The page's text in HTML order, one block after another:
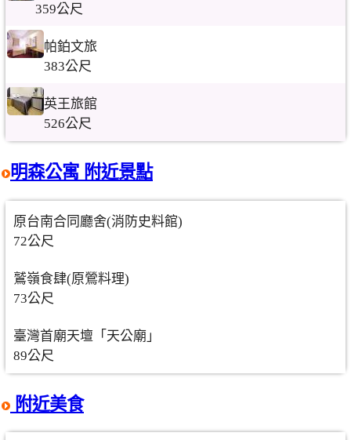
359公尺
帕鉑文旅
383公尺
英王旅館
526公尺
明森公寓 附近景點
原台南合同廳舍(消防史料館)
72公尺
鷲嶺食肆(原鶯料理)
73公尺
臺灣首廟天壇「天公廟」
89公尺
附近美食